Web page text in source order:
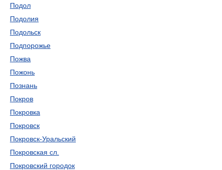
Подол
Подолия
Подольск
Подпорожье
Пожва
Пожонь
Познань
Покров
Покровка
Покровск
Покровск-Уральский
Покровская cл.
Покровский городок